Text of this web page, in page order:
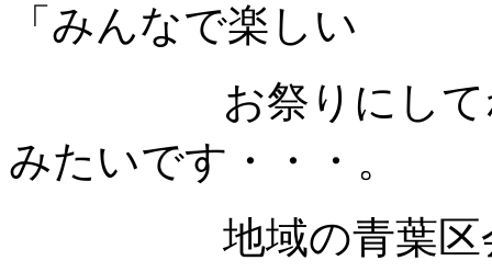
「みんなで楽しい
お祭りにしてね！
みたいです・・・。
地域の青葉区会の